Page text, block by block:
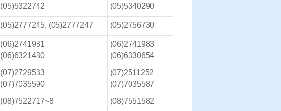
(05)5322742 (05)5340290
(05)2777245, (05)2777247 (05)2756730
(06)2741981
(06)6321480
(06)2741983
(06)6330654
(07)2729533
(07)7035590
(07)2511252
(07)7035587
(08)7522717~8 (08)7551582